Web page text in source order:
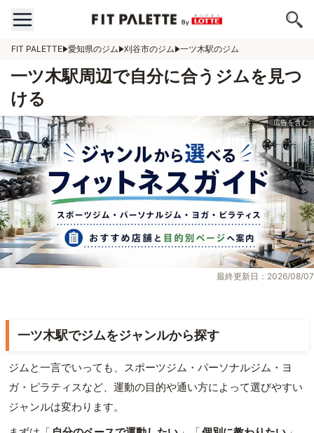
FIT PALETTE 愛知県のジム 刈谷市のジム 一ツ木駅のジム
一ツ木駅周辺で自分に合うジムを見つ
ける
最終更新日：2026/08/07
一ツ木駅でジムをジャンルから探す
ジムと一言でいっても、スポーツジム・パーソナルジム・ヨ
ガ・ピラティスなど、運動の目的や通い方によって選びやすい
ジャンルは変わります。